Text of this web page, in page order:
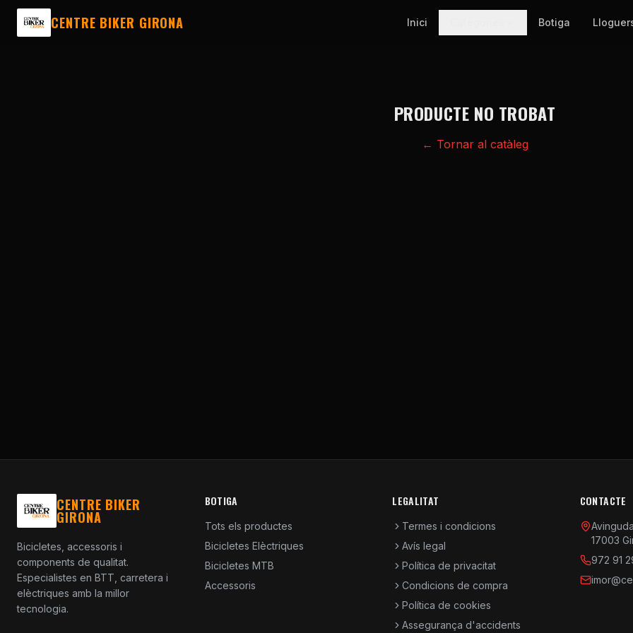
CENTRE BIKER GIRONA Inici Botiga
PRODUCTE NO TROBAT
← Tornar al catàleg
CENTRE BIKER
GIRONA
Bicicletes, accessoris i
components de qualitat.
Especialistes en BTT, carretera i
elèctriques amb la millor
tecnologia.
BOTIGA
Tots els productes
Bicicletes Elèctriques
Bicicletes MTB
Accessoris
LEGALITAT
Termes i condicions
Avís legal
Política de privacitat
Condicions de compra
Política de cookies
Assegurança d'accidents
CONTACTE
17003
972 91